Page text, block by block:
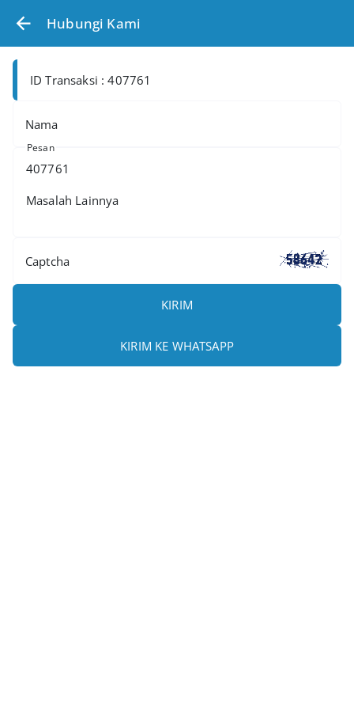
Hubungi Kami
ID Transaksi : 407761
Nama
Pesan
Captcha
KIRIM
KIRIM KE WHATSAPP